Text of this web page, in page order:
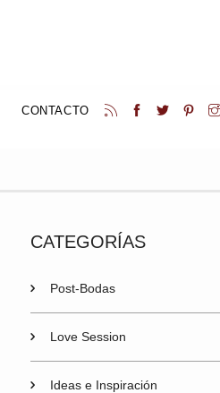
CONTACTO
CATEGORÍAS
Post-Bodas
Love Session
Ideas e Inspiración